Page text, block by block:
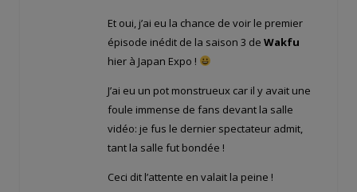
Et oui, j’ai eu la chance de voir le premier
épisode inédit de la saison 3 de Wakfu
hier à Japan Expo !
J’ai eu un pot monstrueux car il y avait une
foule immense de fans devant la salle
vidéo: je fus le dernier spectateur admit,
tant la salle fut bondée !
Ceci dit l’attente en valait la peine !